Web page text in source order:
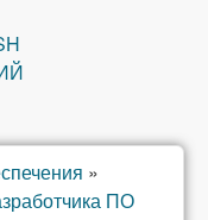
»
ПО